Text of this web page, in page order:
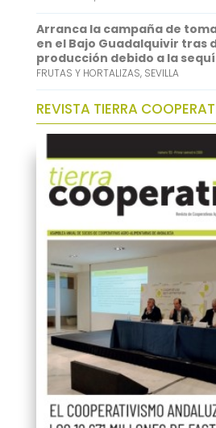
Arranca la campaña de
en el Bajo Guadalquivir tras
producción debido a la
FRUTAS Y HORTALIZAS, SEVILLA
REVISTA TIERRA